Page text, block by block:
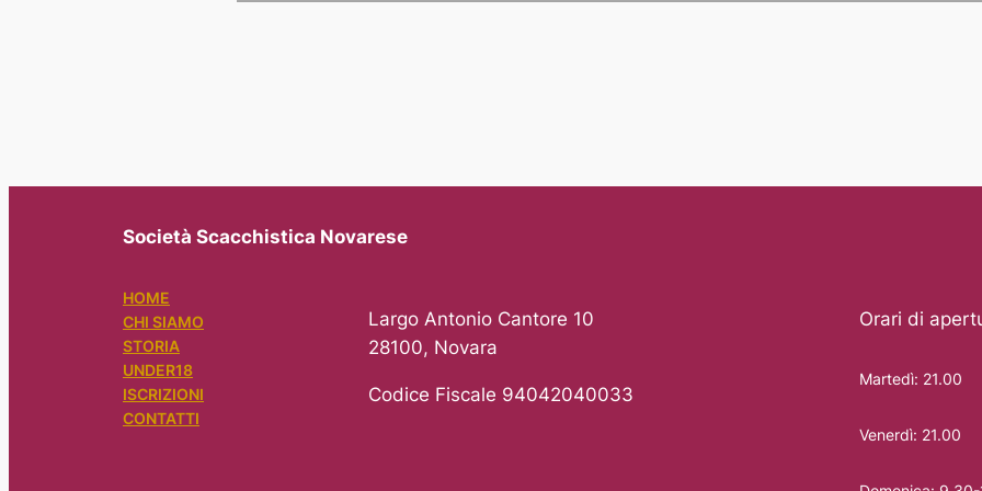
Società Scacchistica Novarese
HOME
CHI SIAMO
STORIA
UNDER18
ISCRIZIONI
CONTATTI
Largo Antonio Cantore 10
28100, Novara
Codice Fiscale 94042040033
Orari di
Martedì: 21.00
Venerdì: 21.00